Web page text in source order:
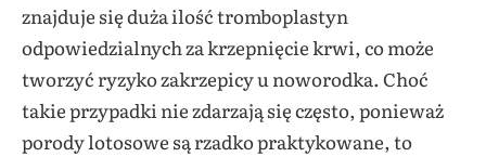
znajduje się duża ilość tromboplastyn
odpowiedzialnych za krzepnięcie krwi, co może
tworzyć ryzyko zakrzepicy u noworodka. Choć
takie przypadki nie zdarzają się często, ponieważ
porody lotosowe są rzadko praktykowane, to